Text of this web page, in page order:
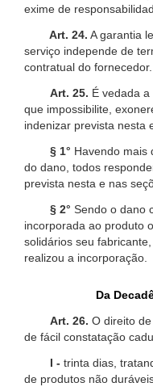
exime de
Art. 24. A garantia
serviço independe de
contratual do fornecedor.
Art. 25. É vedada
que impossibilite,
indenizar prevista nesta
§ 1° Havendo mais
do dano, todos
prevista nesta e nas
§ 2° Sendo o dano
incorporada ao produto
solidários seu
realizou a incorporação.
Da
Art. 26. O direito
de fácil constatação
I - trinta dias,
de produtos não